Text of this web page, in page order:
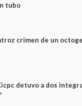
tubo
crimen de un
detuvo a dos